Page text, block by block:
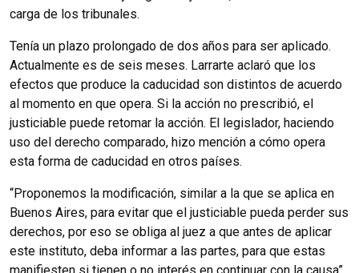
carga de los tribunales.
Tenía un plazo prolongado de dos años para ser aplicado.
Actualmente es de seis meses. Larrarte aclaró que los
efectos que produce la caducidad son distintos de acuerdo
al momento en que opera. Si la acción no prescribió, el
justiciable puede retomar la acción. El legislador, haciendo
uso del derecho comparado, hizo mención a cómo opera
esta forma de caducidad en otros países.
“Proponemos la modificación, similar a la que se aplica en
Buenos Aires, para evitar que el justiciable pueda perder sus
derechos, por eso se obliga al juez a que antes de aplicar
este instituto, deba informar a las partes, para que estas